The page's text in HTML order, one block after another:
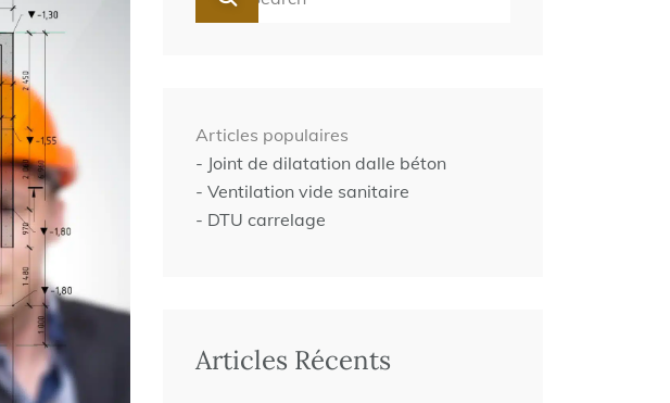
Articles populaires
- Joint de dilatation dalle béton
- Ventilation vide sanitaire
- DTU carrelage
Articles Récents